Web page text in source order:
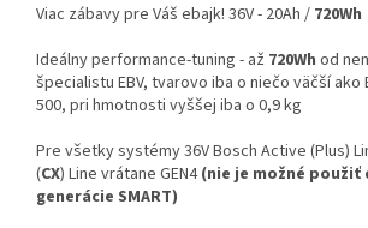
Viac zábavy pre Váš ebajk! 36V - 20Ah / 720Wh
Ideálny performance-tuning - až 720Wh od
špecialistu EBV, tvarovo iba o niečo väčší ako
500, pri hmotnosti vyššej iba o 0,9 kg
Pre všetky systémy 36V Bosch Active (Plus)
(CX) Line vrátane GEN4(nie je možné použiť
generácie SMART)